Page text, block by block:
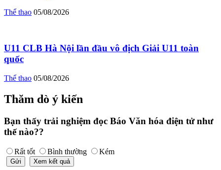
Thể thao 05/08/2026
U11 CLB Hà Nội lần đầu vô địch Giải U11 toàn
quốc
Thể thao 05/08/2026
Thăm dò ý kiến
Bạn thấy trải nghiệm đọc Báo Văn hóa điện tử như
thế nào??
Rất tốt Bình thường Kém
Gửi Xem kết quả